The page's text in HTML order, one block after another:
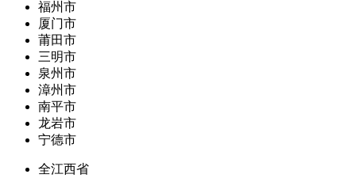
福州市
厦门市
莆田市
三明市
泉州市
漳州市
南平市
龙岩市
宁德市
全江西省